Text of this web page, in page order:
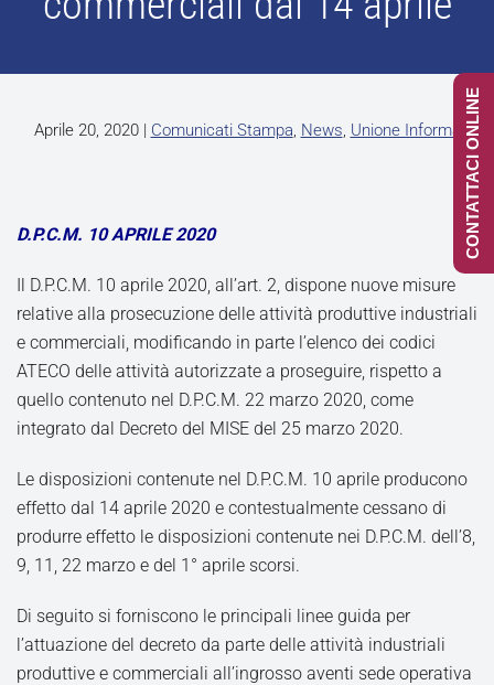
Aprile 20, 2020| Comunicati Stampa, News, Unione Informa
D.P.C.M. 10 APRILE 2020
Il D.P.C.M. 10 aprile 2020, all’art. 2, dispone nuove misure
relative alla prosecuzione delle attività produttive industriali
e commerciali, modificando in parte l’elenco dei codici
ATECO delle attività autorizzate a proseguire, rispetto a
quello contenuto nel D.P.C.M. 22 marzo 2020, come
integrato dal Decreto del MISE del 25 marzo 2020.
Le disposizioni contenute nel D.P.C.M. 10 aprile producono
effetto dal 14 aprile 2020 e contestualmente cessano di
produrre effetto le disposizioni contenute nei D.P.C.M. dell’8,
9, 11, 22 marzo e del 1° aprile scorsi.
Di seguito si forniscono le principali linee guida per
l’attuazione del decreto da parte delle attività industriali
produttive e commerciali all’ingrosso aventi sede operativa
CONTATTACI ONLINE